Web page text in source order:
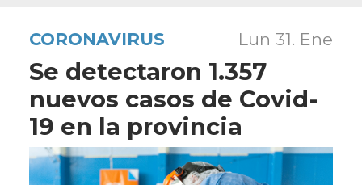
CORONAVIRUS Lun 31. Ene
Se detectaron 1.357
nuevos casos de Covid-
19 en la provincia